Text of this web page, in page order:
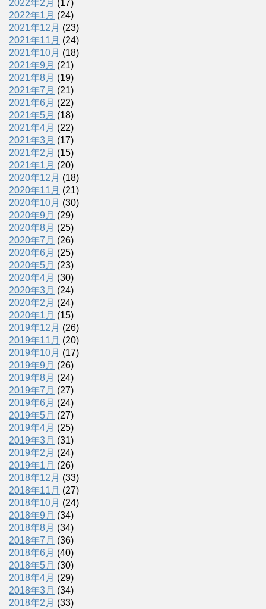
2022年2月 (17)
2022年1月 (24)
2021年12月 (23)
2021年11月 (24)
2021年10月 (18)
2021年9月 (21)
2021年8月 (19)
2021年7月 (21)
2021年6月 (22)
2021年5月 (18)
2021年4月 (22)
2021年3月 (17)
2021年2月 (15)
2021年1月 (20)
2020年12月 (18)
2020年11月 (21)
2020年10月 (30)
2020年9月 (29)
2020年8月 (25)
2020年7月 (26)
2020年6月 (25)
2020年5月 (23)
2020年4月 (30)
2020年3月 (24)
2020年2月 (24)
2020年1月 (15)
2019年12月 (26)
2019年11月 (20)
2019年10月 (17)
2019年9月 (26)
2019年8月 (24)
2019年7月 (27)
2019年6月 (24)
2019年5月 (27)
2019年4月 (25)
2019年3月 (31)
2019年2月 (24)
2019年1月 (26)
2018年12月 (33)
2018年11月 (27)
2018年10月 (24)
2018年9月 (34)
2018年8月 (34)
2018年7月 (36)
2018年6月 (40)
2018年5月 (30)
2018年4月 (29)
2018年3月 (34)
2018年2月 (33)